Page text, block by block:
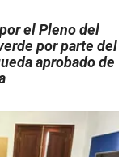
el Pleno del
por parte del
aprobado de